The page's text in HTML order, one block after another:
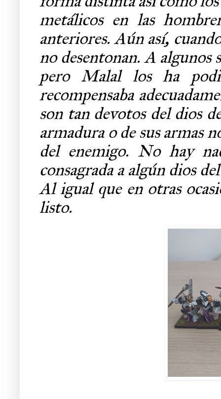
metálicos en las
anteriores. Aún así,
no desentonan. A algunos
pero Malal los ha
recompensaba
son tan devotos del dios
armadura o de sus armas
del enemigo. No hay
consagrada a algún dios
Al igual que en otras
listo.